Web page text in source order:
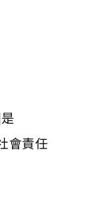
會責任